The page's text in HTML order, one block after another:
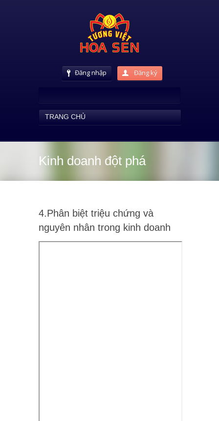
Đăng nhập Đăng ký
TRANG CHỦ
Kinh doanh đột phá
4.Phân biệt triệu chứng và
nguyên nhân trong kinh doanh